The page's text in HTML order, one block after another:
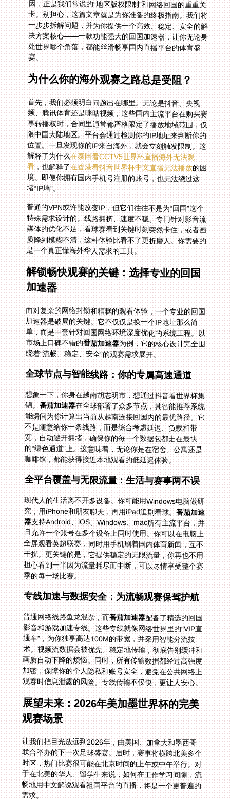
宴。
为什么你的海外观赛之路总是受阻？
首先，我们必须明白问题出在哪里。无论是抖音、央视
频、腾讯体育还是咪咕视频，这些国内主流平台在购买赛
事转播权时，合同里通常都严格限定了播放地域范围，仅
限中国大陆地区。平台会通过检测你的IP地址来判断你的
位置。一旦发现你的IP来自海外，就会立刻触发限制。这
解释了为什么在泰国看CCTV5世界杯直播海外无法观
看，也解释了在香港看抖音世界杯中文直播无法播放的困
境。即便你拥有国内手机号注册的账号，也无法绕过这
堵“IP墙”。
普通的VPN或许能改变IP，但它们往往不是为“回国”这个
特殊需求设计的。线路拥挤、速度不稳、专门针对影音流
媒体的优化不足，看球赛看到关键时刻突然卡住，或者画
质降到模糊不清，这种体验比看不了更折磨人。你需要的
是一个真正懂海外华人需求的工具。
解锁畅快观赛的关键：选择专业的回国
加速器
面对复杂的网络封锁和糟糕的观看体验，一个专业的回国
加速器是破局的关键。它不仅仅是换一个IP地址那么简
单，而是一套针对回国网络环境深度优化的系统工程。以
市场上口碑不错的番茄加速器为例，它的核心设计完全围
绕着“流畅、稳定、安全”的观赛需求展开。
全球节点与智能线路：你的专属高速通道
想象一下，你身在越南胡志明市，想通过抖音看世界杯集
锦。番茄加速器在全球部署了众多节点，其智能推荐系统
能瞬间为你计算出当前从越南连接回国内的最优路径。它
不是随意给你一条线路，而是综合考虑延迟、负载和带
宽，自动避开拥堵，确保你的每一个数据包都走在最快
的“绿色通道”上。这意味着，无论你是在宿舍、公寓还是
咖啡馆，都能获得接近本地观看的低延迟体验。
全平台覆盖与无限流量：生活与赛事两不误
现代人的生活离不开多设备。你可能用Windows电脑做研
究，用iPhone和朋友聊天，再用iPad追剧看球。番茄加速
器支持Android、iOS、Windows、mac所有主流平台，并
且允许一个账号在多个设备上同时使用。你可以在电脑上
全屏观看英超联赛，同时用手机刷着国内体育新闻，互不
干扰。更关键的是，它提供稳定的无限流量，你再也不用
担心看到一半因为流量耗尽而中断，可以尽情享受整个赛
季的每一场比赛。
专线加速与数据安全：为流畅观赛保驾护航
普通网络线路鱼龙混杂，而番茄加速器配备了精选的回国
影音和游戏加速专线。这些专线就像网络世界里的“VIP直
通车”，为你独享高达100M的带宽，并采用智能分流技
术。视频流数据会被优先、稳定地传输，彻底告别缓冲和
画质自动下降的烦恼。同时，所有传输数据都经过高强度
加密，保障你的个人隐私和账号安全，避免在公共网络上
观赛时信息泄露的风险。专线传输不仅快，更让人安心。
展望未来：2026年美加墨世界杯的完美
观赛场景
让我们把目光放远到2026年，由美国、加拿大和墨西哥
联合举办的下一次足球盛宴。届时，赛事将横跨北美多个
时区，热门比赛很可能在北京时间的上午或中午举行。对
于在北美的华人、留学生来说，如何在工作学习间隙，流
畅地用中文解说观看祖国平台的直播，将是一个更普遍的
需求。